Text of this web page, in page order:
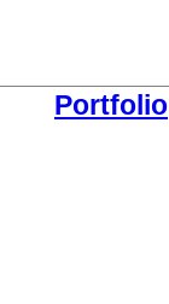
Portfolio